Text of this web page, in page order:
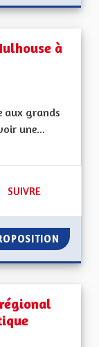
à
aux grands
une...
50 ABONNÉS
SUIVRE